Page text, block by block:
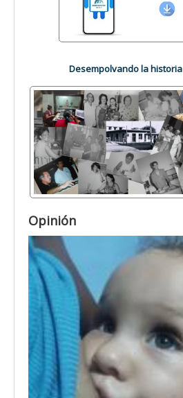
Desempolvando la historia
Opinión